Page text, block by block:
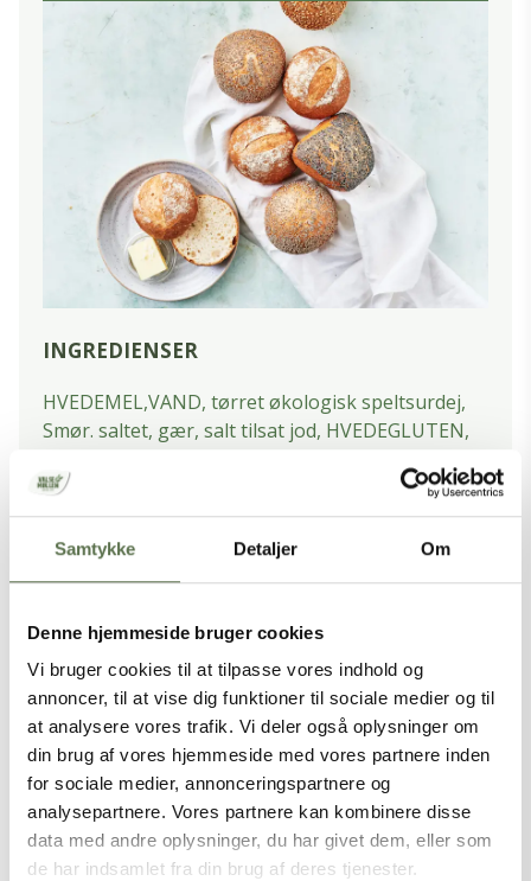
Samtykke Detaljer Om
Denne hjemmeside bruger cookies
Vi bruger cookies til at tilpasse vores indhold og
annoncer, til at vise dig funktioner til sociale medier og til
at analysere vores trafik. Vi deler også oplysninger om
din brug af vores hjemmeside med vores partnere inden
for sociale medier, annonceringspartnere og
analysepartnere. Vores partnere kan kombinere disse
data med andre oplysninger, du har givet dem, eller som
de har indsamlet fra din brug af deres tjenester.
INGREDIENSER
HVEDEMEL,VAND, tørret økologisk speltsurdej,
Smør. saltet, gær, salt tilsat jod, HVEDEGLUTEN,
rapsolie, amylase enzym, enzym (), vand.
NÆRINGSINDHOLD PR. 100 G
Fedt
- heraf mættede fedtsyrer
Kulhydrater
46,7 g
- heraf sukkerarter
0,3 g
Kostfibre
Protein
8,4 g
Salt